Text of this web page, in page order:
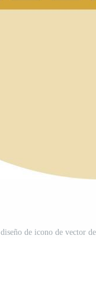
diseño de icono de vector